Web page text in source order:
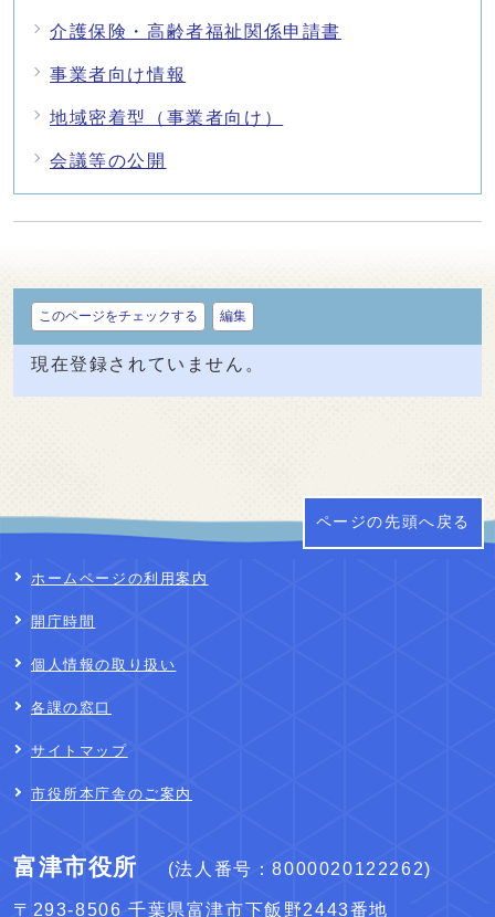
介護保険・高齢者福祉関係申請書
事業者向け情報
地域密着型（事業者向け）
会議等の公開
このページをチェックする 編集
現在登録されていません。
ページの先頭へ戻る
ホームページの利用案内
開庁時間
個人情報の取り扱い
各課の窓口
サイトマップ
市役所本庁舎のご案内
富津市役所 (法人番号：8000020122262)
〒293-8506 千葉県富津市下飯野2443番地